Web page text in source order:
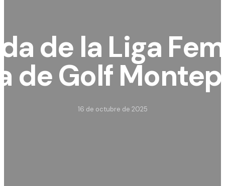
de la Liga
de Golf
16 de octubre de 2025